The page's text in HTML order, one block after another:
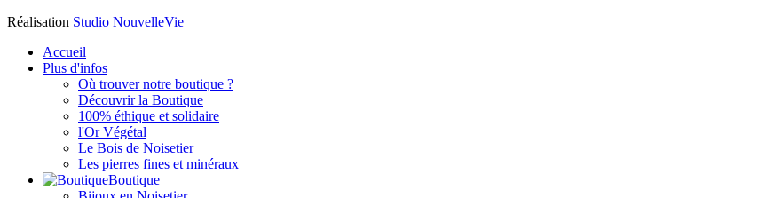
Réalisation Studio NouvelleVie
Accueil
Plus d'infos
Où trouver notre boutique ?
Découvrir la Boutique
100% éthique et solidaire
l'Or Végétal
Le Bois de Noisetier
Les pierres fines et minéraux
Boutique